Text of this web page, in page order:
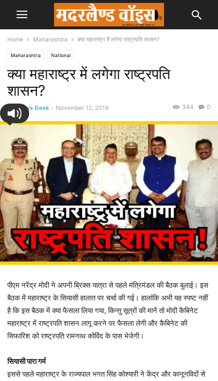
Home Maharashtra क्या महाराष्ट्र में लगेगा राष्ट्रपति शासन?
Maharashtra National
क्या महाराष्ट्र में लगेगा राष्ट्रपति
शासन?
By News Desk - November 12, 2019 0
344
पीएम नरेंद्र मोदी ने अपनी ब्रिक्स यात्रा से पहले मंत्रिमंडल की बैठक बुलाई। इस
बैठक में महाराष्ट्र के सियासी हालात पर चर्चा की गई। हालांकि अभी यह स्पष्ट नहीं
है कि इस बैठक में क्या फैसला लिया गया, किन्तु सूत्रों की मानें तो मोदी कैबिनेट
महाराष्ट्र में राष्ट्रपति शासन लागू करने पर फैसला लेगी और कैबिनेट की
सिफारिश को राष्ट्रपति रामनाथ कोविंद के पास भेजेगी।
सियासी पारा गर्म
इससे पहले महाराष्ट्र के राज्यपाल भगत सिंह कोश्यारी ने केंद्र और कानूनविदों से